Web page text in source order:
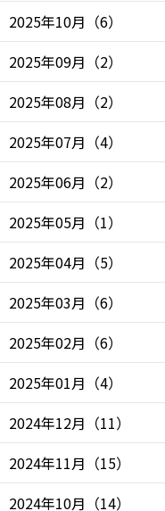
2025年10月 （6）
2025年09月 （2）
2025年08月 （2）
2025年07月 （4）
2025年06月 （2）
2025年05月 （1）
2025年04月 （5）
2025年03月 （6）
2025年02月 （6）
2025年01月 （4）
2024年12月 （11）
2024年11月 （15）
2024年10月 （14）